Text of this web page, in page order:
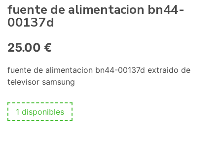
fuente de alimentacion bn44-
00137d
25.00 €
fuente de alimentacion bn44-00137d extraido de
televisor samsung
1 disponibles